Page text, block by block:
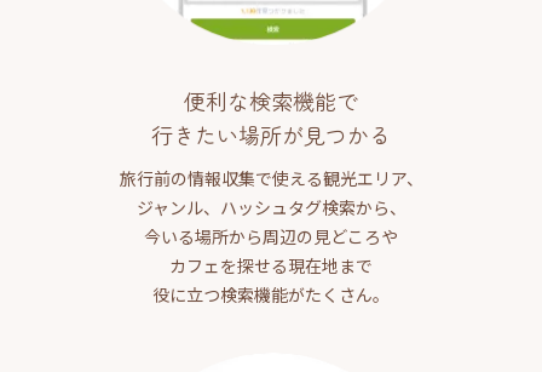
便利な検索機能で
行きたい場所が見つかる
旅行前の情報収集で使える観光エリア、
ジャンル、ハッシュタグ検索から、
今いる場所から周辺の見どころや
カフェを探せる現在地まで
役に立つ検索機能がたくさん。